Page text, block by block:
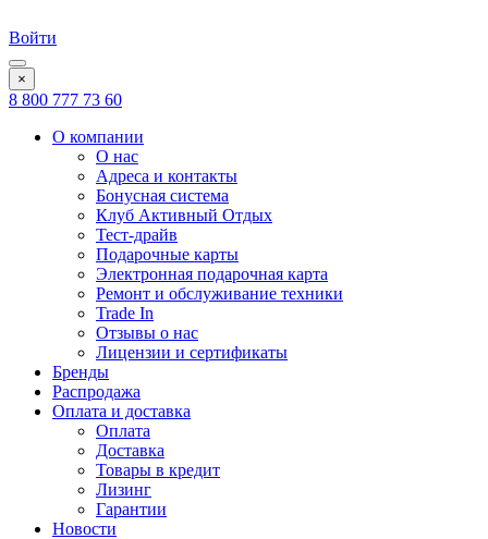
Войти
×
8 800 777 73 60
О компании
О нас
Адреса и контакты
Бонусная система
Клуб Активный Отдых
Тест-драйв
Подарочные карты
Электронная подарочная карта
Ремонт и обслуживание техники
Trade In
Отзывы о нас
Лицензии и сертификаты
Бренды
Распродажа
Оплата и доставка
Оплата
Доставка
Товары в кредит
Лизинг
Гарантии
Новости